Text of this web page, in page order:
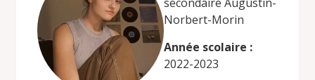
Norbert-Morin
Année scolaire :
2022-2023